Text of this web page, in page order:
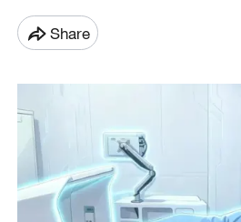
Share